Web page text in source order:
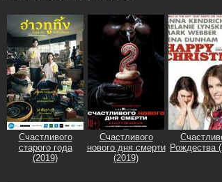
Счастливого
старого года
(2019)
Счастливого
нового дня смерти
(2019)
Рождества